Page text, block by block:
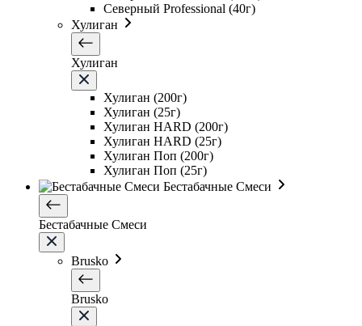
Северный Professional (40г)
Хулиган
Хулиган
Хулиган (200г)
Хулиган (25г)
Хулиган HARD (200г)
Хулиган HARD (25г)
Хулиган Поп (200г)
Хулиган Поп (25г)
Бестабачные Смеси
Бестабачные Смеси
Brusko
Brusko